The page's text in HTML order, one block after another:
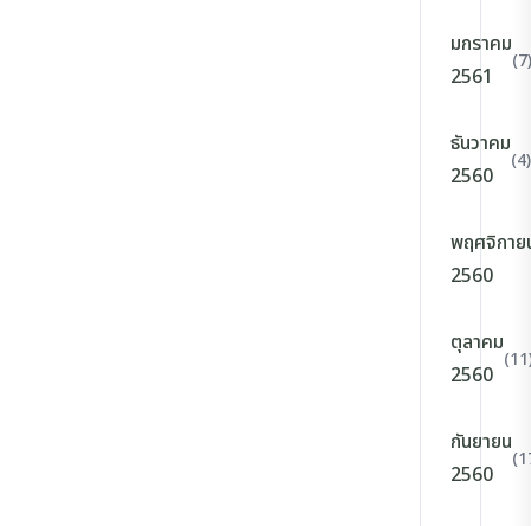
มกราคม
2561
(7)
ธันวาคม
2560
(4)
พฤศจิกาย
2560
ตุลาคม
2560
กันยายน
2560